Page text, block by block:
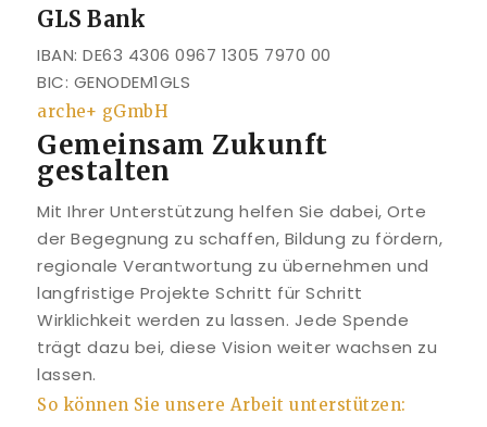
GLS Bank
IBAN: DE63 4306 0967 1305 7970 00
BIC: GENODEM1GLS
arche+ gGmbH
Gemeinsam Zukunft
gestalten
Mit Ihrer Unterstützung helfen Sie dabei, Orte
der Begegnung zu schaffen, Bildung zu fördern,
regionale Verantwortung zu übernehmen und
langfristige Projekte Schritt für Schritt
Wirklichkeit werden zu lassen. Jede Spende
trägt dazu bei, diese Vision weiter wachsen zu
lassen.
So können Sie unsere Arbeit unterstützen: